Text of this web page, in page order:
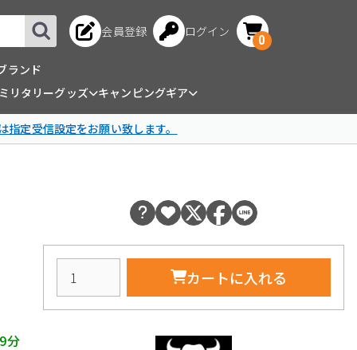
会員登録 ログイン
0
ランド
リタリーグッズ
キャンピングギア
定受信設定をお願い致します。
分
カートに入れる